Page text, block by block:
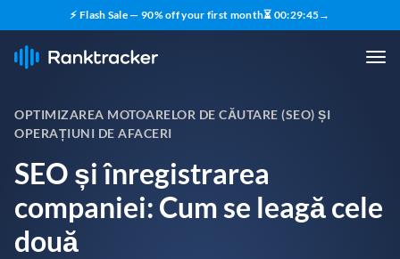
⚡ Flash Sale — 90% off your first month⏳ 00:29:44→
OPTIMIZAREA MOTOARELOR DE CĂUTARE (SEO) ȘI
OPERAȚIUNI DE AFACERI
SEO și înregistrarea
companiei: Cum se leagă cele
două